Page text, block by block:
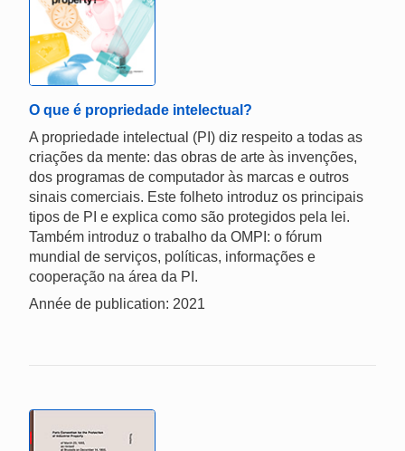
O que é propriedade intelectual?
A propriedade intelectual (PI) diz respeito a todas as
criações da mente: das obras de arte às invenções,
dos programas de computador às marcas e outros
sinais comerciais. Este folheto introduz os principais
tipos de PI e explica como são protegidos pela lei.
Também introduz o trabalho da OMPI: o fórum
mundial de serviços, políticas, informações e
cooperação na área da PI.
Année de publication: 2021